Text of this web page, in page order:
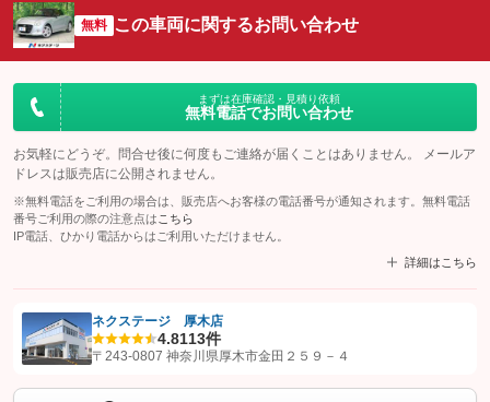
無料 この車両に関するお問い合わせ
まずは在庫確認・見積り依頼
無料電話でお問い合わせ
お気軽にどうぞ。問合せ後に何度もご連絡が届くことはありません。 メールア
ドレスは販売店に公開されません。
※無料電話をご利用の場合は、販売店へお客様の電話番号が通知されます。無料電話
番号ご利用の際の注意点は こちら
IP電話、ひかり電話からはご利用いただけません。
詳細はこちら
【STEP1】 認証画面でグーネットを友だち追加してから「許可する」ボタンを押
ネクステージ 厚木店
4.8113件
〒243-0807 神奈川県厚木市金田２５９－４